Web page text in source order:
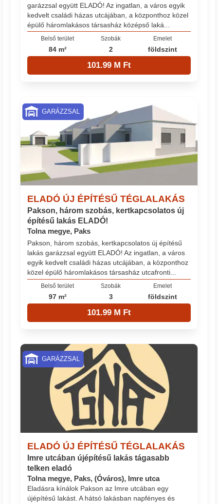
garázzsal együtt ELADÓ! Az ingatlan, a város egyik
kedvelt családi házas utcájában, a központhoz közel
épülő háromlakásos társasház középső laká...
Belső terület
84 m²
Szobák
2
Emelet
földszint
101.99 M Ft
ELADÓ ÚJ ÉPÍTÉSŰ TÉGLALAKÁS
Pakson, három szobás, kertkapcsolatos új
építésű lakás ELADÓ!
Tolna megye, Paks
Pakson, három szobás, kertkapcsolatos új építésű
lakás garázzsal együtt ELADÓ! Az ingatlan, a város
egyik kedvelt családi házas utcájában, a központhoz
közel épülő háromlakásos társasház utcafronti...
Belső terület
97 m²
Szobák
3
Emelet
földszint
101.99 M Ft
GARÁZZSAL
ELADÓ ÚJ ÉPÍTÉSŰ TÉGLALAKÁS
Imre utcában újépítésű lakás tágasabb
telken eladó
Tolna megye, Paks, (Óváros), Imre utca
Eladásra kínálok Pakson az Imre utcában egy
újépítésű lakást. A hátsó lakásban napfényes és
GARÁZZSAL